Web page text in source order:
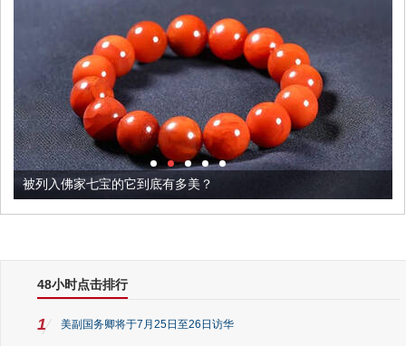
被列入佛家七宝的它到底有多美？
48小时点击排行
1 美副国务卿将于7月25日至26日访华